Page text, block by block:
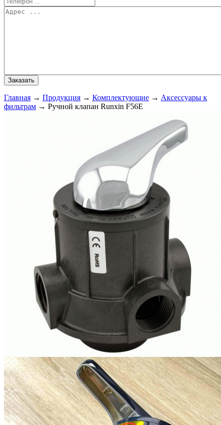
Главная → Продукция → Комплектующие → Аксессуары к
фильтрам → Ручной клапан Runxin F56E